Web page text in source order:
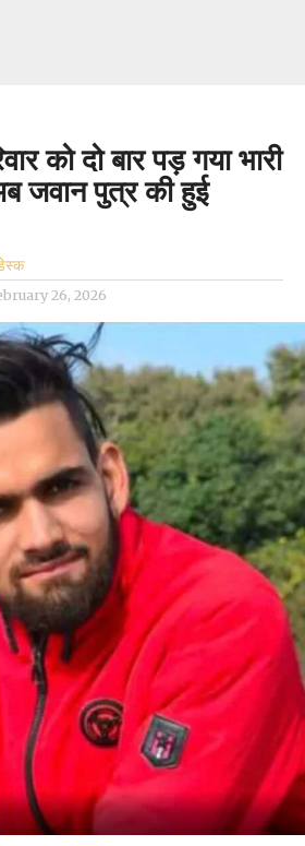
को दो बार पड़ गया भारी
जवान पुत्र की हुई
डेस्क
26, 2026